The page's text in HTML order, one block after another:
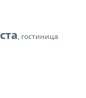
, гостиница